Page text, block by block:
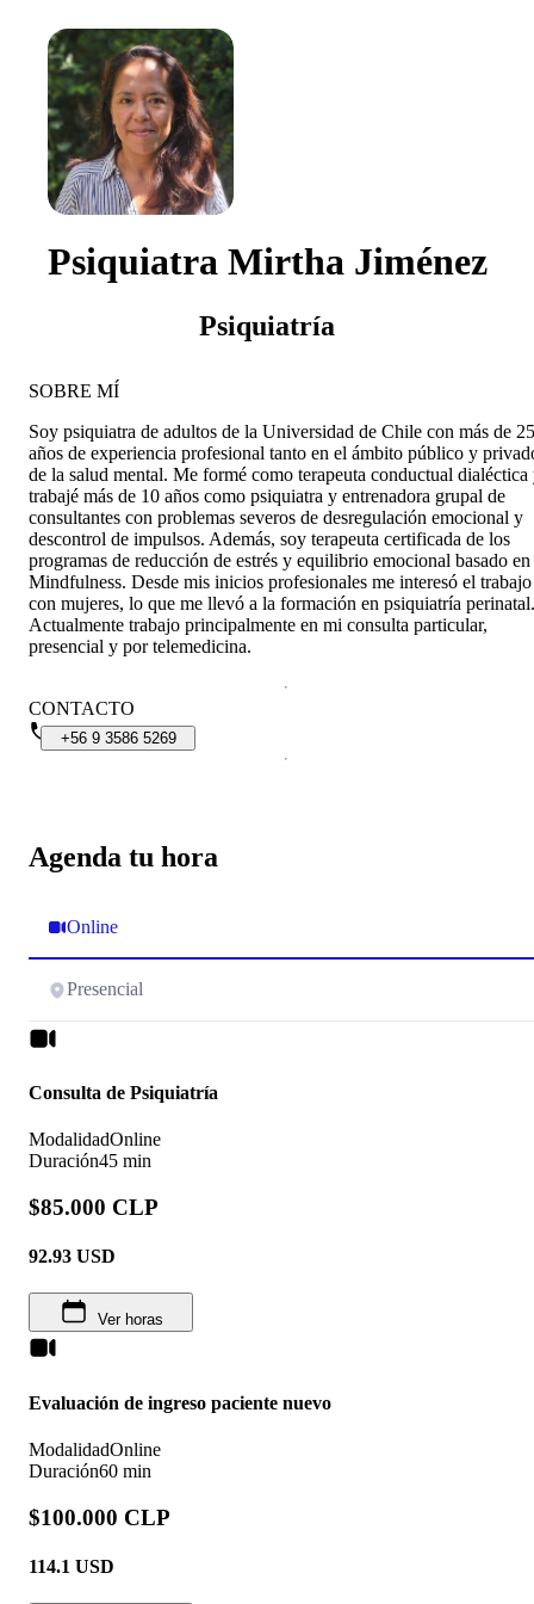
Psiquiatra Mirtha Jiménez
Psiquiatría
Agenda tu hora
Online
Presencial
Consulta de Psiquiatría
ModalidadOnline
Duración45 min
$85.000 CLP
92.93 USD
Ver horas
Evaluación de ingreso paciente nuevo
ModalidadOnline
Duración60 min
$100.000 CLP
114.1 USD
SOBRE MÍ
Soy psiquiatra de adultos de la Universidad de Chile con más de 25
años de experiencia profesional tanto en el ámbito público y
de la salud mental. Me formé como terapeuta conductual dialéctica
trabajé más de 10 años como psiquiatra y entrenadora grupal de
consultantes con problemas severos de desregulación emocional y
descontrol de impulsos. Además, soy terapeuta certificada de los
programas de reducción de estrés y equilibrio emocional basado en
Mindfulness. Desde mis inicios profesionales me interesó el trabajo
con mujeres, lo que me llevó a la formación en psiquiatría perinatal.
Actualmente trabajo principalmente en mi consulta particular,
presencial y por telemedicina.
CONTACTO
+56 9 3586 5269